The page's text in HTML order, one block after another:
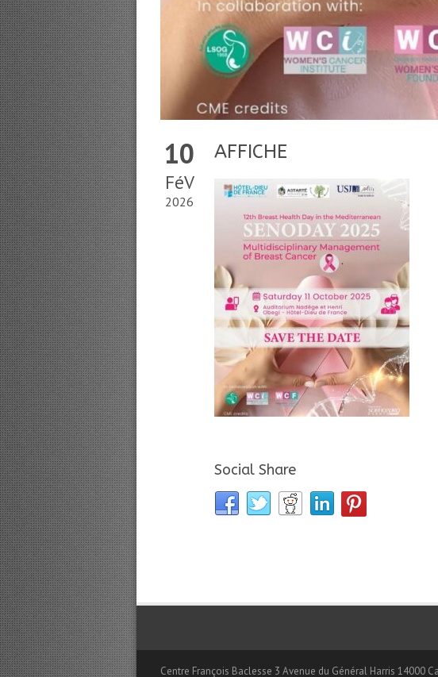
10
FéV
2026
AFFICHE
Social Share
Centre François Baclesse 3 Avenue du Général Harris 14000